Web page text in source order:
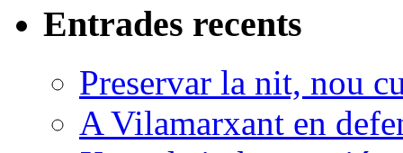
Entrades recents
Preservar la nit, nou
A Vilamarxant en